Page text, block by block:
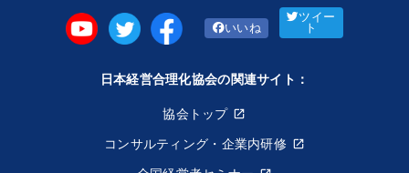
いいね
ツイー
ト
日本経営合理化協会の関連サイト：
協会トップ
コンサルティング・企業内研修